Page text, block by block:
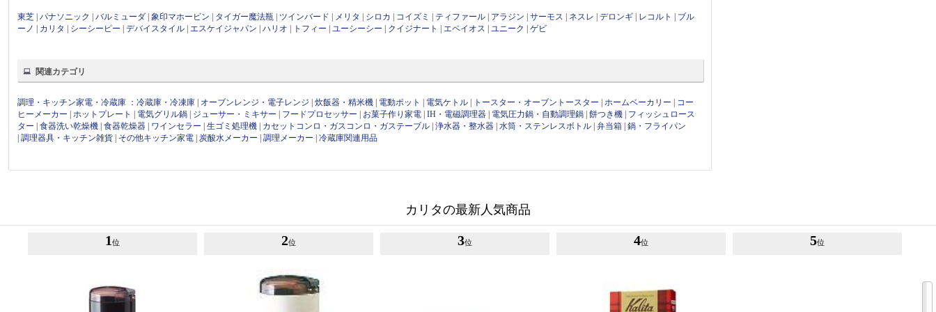
東芝 |パナソニック |バルミューダ |象印マホービン タイガー魔法瓶 ツインバード メリタ シロカ コイズミ ティファール アラジン |サーモス ネスレ |デロンギ レコルト
ブル
ーノ
カリタ シーシーピー |デバイスタイル エスケイジャパン |ハリオ トフィー |ユーシーシー クイジナート エペイオス |ユニーク |ゲビ
関連カテゴリ
調理・キッチン家電・冷蔵庫 ：冷蔵庫・冷凍庫 オーブンレンジ・電子レンジ |炊飯器・精米機 電動ポット 電気ケトル トースター・オーブントースター |ホームベーカリー
コー
ヒーメーカー |ホットプレート 電気グリル鍋 ジューサー・ミキサー フードプロセッサー お菓子作り家電 |IH・電磁調理器 電気圧力鍋・自動調理鍋 |餅つき機
フィッシュロース
ター |食器洗い乾燥機 |食器乾燥器 ワインセラー |生ゴミ処理機 カセットコンロ・ガスコンロ・ガステーブル |浄水器・整水器 |水筒・ステンレスボトル |弁当箱 |鍋・フライパン
|調理器具・キッチン雑貨 その他キッチン家電 |炭酸水メーカー |調理メーカー |冷蔵庫関連用品
カリタの最新人気商品
1 位 2位 3位 4位 5位